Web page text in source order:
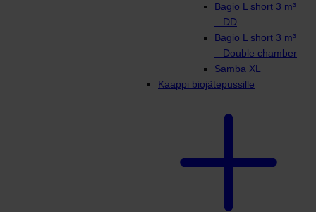
Bagio L short 3 m³
– DD
Bagio L short 3 m³
– Double chamber
Samba XL
Kaappi biojätepussille